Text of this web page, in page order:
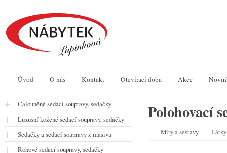
Úvod O nás Kontakt Otevírací doba Akce
Polohovací
Míry a sestavy Látky
Čalouněné sedací soupravy, sedačky
Luxusní kožené sedací soupravy, sedačky
Sedačky a sedací soupravy z masivu
Rohové sedací soupravy, sedačky